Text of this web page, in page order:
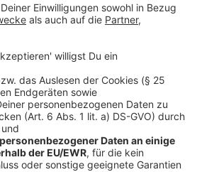
Aktionsbündnis hatte 80.000
und Erziehern
noch mehr Personal
Bündnis kritisiert außerdem die
der Öffnungszeiten für Kitas.
der Mitarbeiter, heißt es.